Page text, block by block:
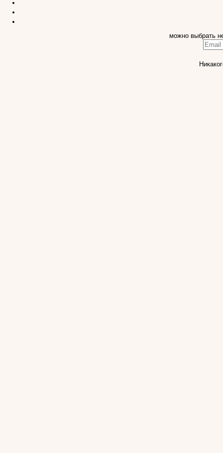
можно выбрать